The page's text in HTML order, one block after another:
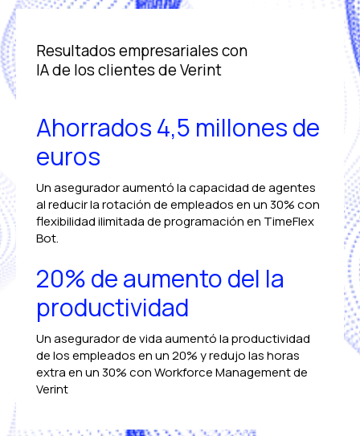
Resultados empresariales con
IA de los clientes de Verint
Ahorrados 4,5 millones de
euros
Un asegurador aumentó la capacidad de agentes
al reducir la rotación de empleados en un 30% con
flexibilidad ilimitada de programación en TimeFlex
Bot.
20% de aumento del la
productividad
Un asegurador de vida aumentó la productividad
de los empleados en un 20% y redujo las horas
extra en un 30% con Workforce Management de
Verint